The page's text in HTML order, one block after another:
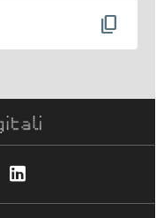
content_copy